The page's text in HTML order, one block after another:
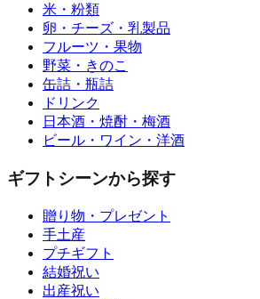
米・粉類
卵・チーズ・乳製品
フルーツ・果物
野菜・きのこ
缶詰・瓶詰
ドリンク
日本酒・焼酎・梅酒
ビール・ワイン・洋酒
ギフトシーンから探す
贈り物・プレゼント
手土産
プチギフト
結婚祝い
出産祝い